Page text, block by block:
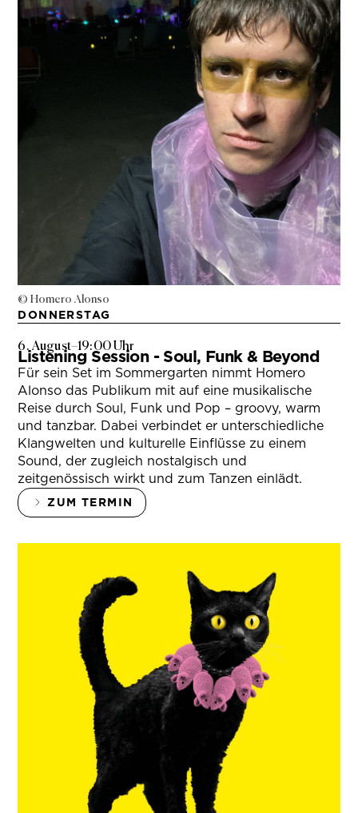
© Homero Alonso
DONNERSTAG
6. August–19:00 Uhr
Listening Session - Soul, Funk & Beyond
Für sein Set im Sommergarten nimmt Homero
Alonso das Publikum mit auf eine musikalische
Reise durch Soul, Funk und Pop – groovy, warm
und tanzbar. Dabei verbindet er unterschiedliche
Klangwelten und kulturelle Einflüsse zu einem
Sound, der zugleich nostalgisch und
zeitgenössisch wirkt und zum Tanzen einlädt.
ZUM TERMIN